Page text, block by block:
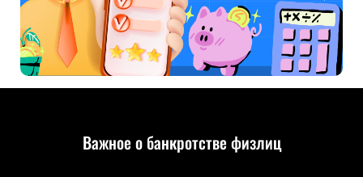
Важное о банкротстве физлиц